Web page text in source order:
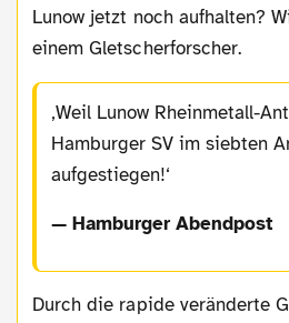
Lunow jetzt noch aufhalten?
einem Gletscherforscher.
Weil Lunow Rheinmetall-
Hamburger SV im siebten
aufgestiegen!
— Hamburger Abendpost
Durch die rapide veränderte Gemengelage konnte